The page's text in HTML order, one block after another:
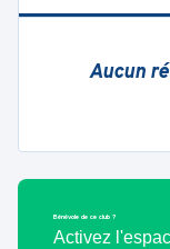
Aucun
Bénévole de ce club ?
Activez